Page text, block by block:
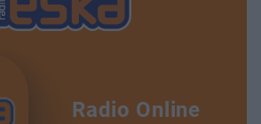
Radio Online